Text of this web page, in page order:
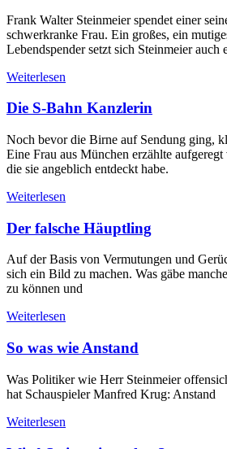
Frank Walter Steinmeier spendet einer
schwerkranke Frau. Ein großes, ein
Lebendspender setzt sich Steinmeier auch
Weiterlesen
Die S-Bahn Kanzlerin
Noch bevor die Birne auf Sendung ging,
Eine Frau aus München erzählte
die sie angeblich entdeckt habe.
Weiterlesen
Der falsche Häuptling
Auf der Basis von Vermutungen und
sich ein Bild zu machen. Was gäbe
zu können und
Weiterlesen
So was wie Anstand
Was Politiker wie Herr Steinmeier
hat Schauspieler Manfred Krug: Anstand
Weiterlesen